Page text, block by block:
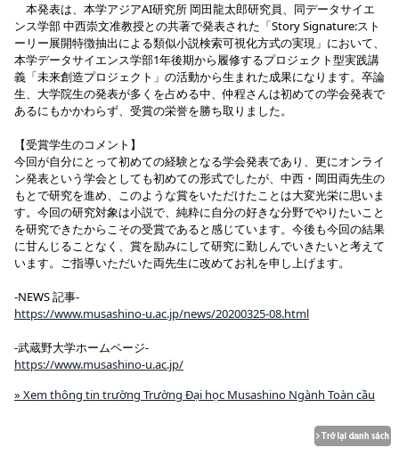
本発表は、本学アジアAI研究所 岡田龍太郎研究員、同データサイエ
ンス学部 中西崇文准教授との共著で発表された「Story Signature:スト
ーリー展開特徴抽出による類似小説検索可視化方式の実現」において、
本学データサイエンス学部1年後期から履修するプロジェクト型実践講
義「未来創造プロジェクト」の活動から生まれた成果になります。卒論
生、大学院生の発表が多くを占める中、仲程さんは初めての学会発表で
あるにもかかわらず、受賞の栄誉を勝ち取りました。
【受賞学生のコメント】
今回が自分にとって初めての経験となる学会発表であり、更にオンライ
ン発表という学会としても初めての形式でしたが、中西・岡田両先生の
もとで研究を進め、このような賞をいただけたことは大変光栄に思いま
す。今回の研究対象は小説で、純粋に自分の好きな分野でやりたいこと
を研究できたからこその受賞であると感じています。今後も今回の結果
に甘んじることなく、賞を励みにして研究に勤しんでいきたいと考えて
います。ご指導いただいた両先生に改めてお礼を申し上げます。
-NEWS 記事-
https://www.musashino-u.ac.jp/news/20200325-08.html
-武蔵野大学ホームページ-
https://www.musashino-u.ac.jp/
» Xem thông tin trường Trường Đại học Musashino Ngành Toàn cầu